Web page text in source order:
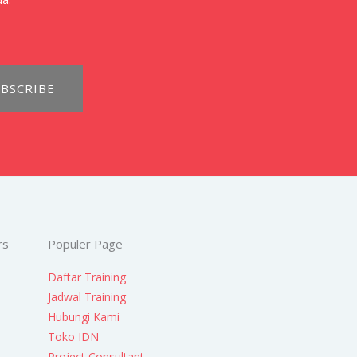
Populer Page
Daftar Training
Jadwal Training
Hubungi Kami
Toko IDN